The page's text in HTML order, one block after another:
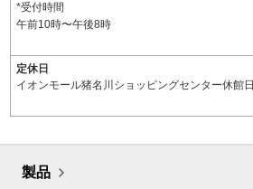
*受付時間
午前10時〜午後8時
定休日
イオンモール猪名川ショッピングセンター休館日
製品